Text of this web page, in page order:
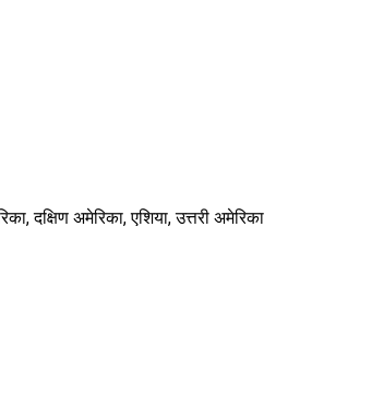
दक्षिण अमेरिका, एशिया, उत्तरी अमेरिका